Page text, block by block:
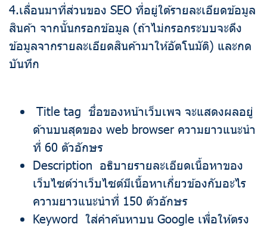
4.เลื่อนมาที่ส่วนของ SEO ที่อยู่ใต้รายละเอียดข้อมูล
สินค้า จากนั้นกรอกข้อมูล (ถ้าไม่กรอกระบบจะดึง
ข้อมูลจากรายละเอียดสินค้ามาให้อัตโนมัติ) และกด
บันทึก
Title tag ชื่อของหน้าเว็บเพจ จะแสดงผลอยู่
ด้านบนสุดของ web browser ความยาวแนะนำ
ที่ 60 ตัวอักษร
Description อธิบายรายละเอียดเนื้อหาของ
เว็บไซต์ว่าเว็บไซต์มีเนื้อหาเกี่ยวข้องกับอะไร
ความยาวแนะนำที่ 150 ตัวอักษร
Keyword ใส่คำค้นหาบน Google เพื่อให้ตรง